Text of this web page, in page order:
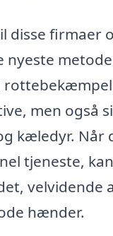
disse firmaer
nyeste
men også
kæledyr. Når
tjeneste,
velvidende
hænder.